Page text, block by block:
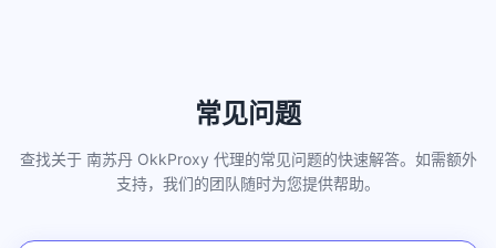
常见问题
查找关于 南苏丹 OkkProxy 代理的常见问题的快速解答。如需额外
支持，我们的团队随时为您提供帮助。